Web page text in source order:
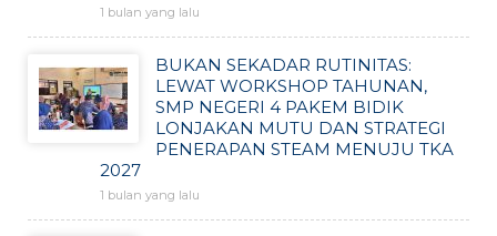
1 bulan yang lalu
BUKAN SEKADAR RUTINITAS:
LEWAT WORKSHOP TAHUNAN,
SMP NEGERI 4 PAKEM BIDIK
LONJAKAN MUTU DAN STRATEGI
PENERAPAN STEAM MENUJU TKA
2027
1 bulan yang lalu